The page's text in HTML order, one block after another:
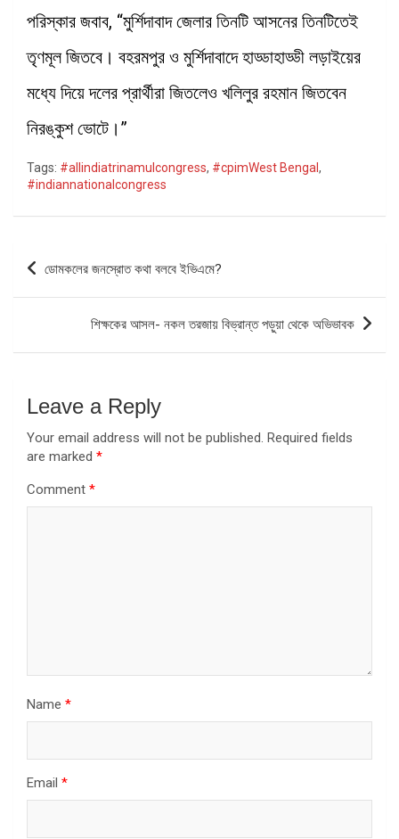
পরিস্কার জবাব, “মুর্শিদাবাদ জেলার তিনটি আসনের তিনটিতেই
তৃণমূল জিতবে। বহরমপুর ও মুর্শিদাবাদে হাড্ডাহাড্ডী লড়াইয়ের
মধ্যে দিয়ে দলের প্রার্থীরা জিতলেও খলিলুর রহমান জিতবেন
নিরঙ্কুশ ভোটে।”
Tags: #allindiatrinamulcongress, #cpimWest Bengal ,
#indiannationalcongress
Post
ডোমকলের জনস্রোত কথা বলবে ইভিএমে?
শিক্ষকের আসল- নকল তরজায় বিভ্রান্ত পড়ুয়া থেকে অভিভাবক
Leave a Reply
Your email address will not be published. Required fields
are marked *
Comment *
Name *
Email *